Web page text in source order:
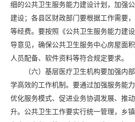
细的公共卫生服务能力建设计划，加强
建设；各县区财政部门要根据工作需要
等经费。要按照《公共卫生服务能力建
导意见，确保公共卫生服务中心房屋面
人员配备、软件资料等符合规定要求。
（六）基层医疗卫生机构要加强内部
学高效的工作机制。要通过加强服务能
优化服务模式、促进业务协调发展、推
升。公共卫生工作要实行统一管理，乡